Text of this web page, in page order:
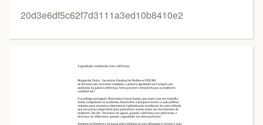
20d3e6df5c62f7d3111a3ed10b8410e2